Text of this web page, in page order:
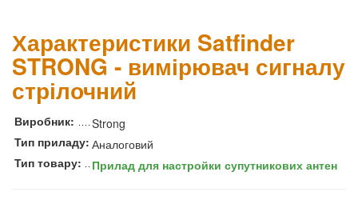
Характеристики Satfinder
STRONG - вимірювач сигналу
стрілочний
Виробник:
Strong
Тип приладу: Аналоговий
Тип товару:
Прилад для настройки супутникових антен